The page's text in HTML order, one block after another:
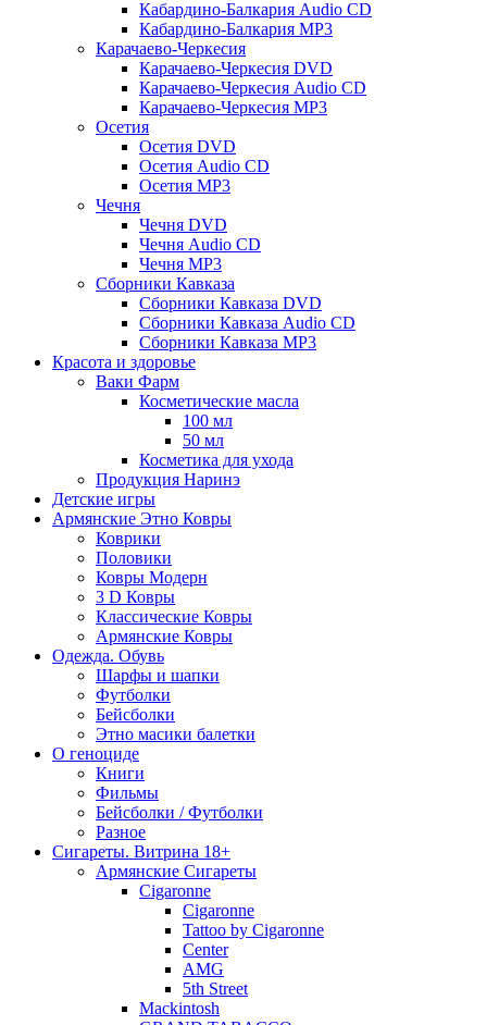
Кабардино-Балкария Audio CD
Кабардино-Балкария MP3
Карачаево-Черкесия
Карачаево-Черкесия DVD
Карачаево-Черкесия Audio CD
Карачаево-Черкесия MP3
Осетия
Осетия DVD
Осетия Audio CD
Осетия MP3
Чечня
Чечня DVD
Чечня Audio CD
Чечня MP3
Сборники Кавказа
Сборники Кавказа DVD
Сборники Кавказа Audio CD
Сборники Кавказа MP3
Красота и здоровье
Ваки Фарм
Косметические масла
100 мл
50 мл
Косметика для ухода
Продукция Наринэ
Детские игры
Армянские Этно Ковры
Коврики
Половики
Ковры Модерн
3 D Ковры
Классические Ковры
Армянские Ковры
Одежда. Обувь
Шарфы и шапки
Футболки
Бейсболки
Этно масики балетки
О геноциде
Книги
Фильмы
Бейсболки / Футболки
Разное
Сигареты. Витрина 18+
Армянские Сигареты
Cigaronne
Cigaronne
Tattoo by Cigaronne
Center
AMG
5th Street
Mackintosh